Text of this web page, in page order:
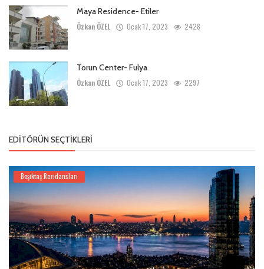
Maya Residence- Etiler
Özkan ÖZEL Ocak 17, 2023 2428
Torun Center- Fulya
Özkan ÖZEL Ocak 17, 2023 2297
EDITÖRÜN SEÇTIKLERI
Beşiktaş Rezidansları